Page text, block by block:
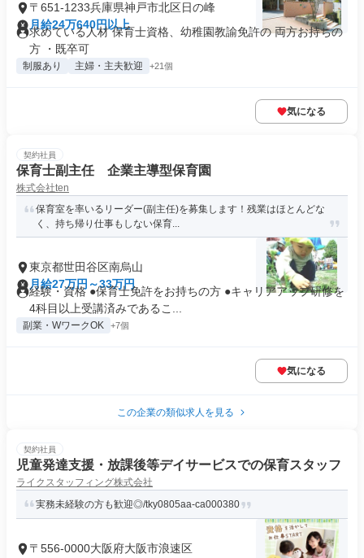
〒651-1233兵庫県神戸市北区日の峰
月給24万640円以上
求めている人材 保育士資格、幼稚園教諭免許の 両方お持ちの
方 ・既卒可
制服あり 主婦・主夫歓迎 +21個
気になる
契約社員
保育士副主任 企業主導型保育園
株式会社ten
保育室を率いるリーダー(副主任)を募集します！残業はほとんどな
く、持ち帰り仕事もしない保育...
東京都世田谷区南烏山
月給27万円～33万円
経験・資格 ●保育士免許をお持ちの方 ●キャリアアップ研修を
4科目以上受講済みであるこ...
副業・WワークOK +7個
気になる
この企業の類似求人を見る
契約社員
児童発達支援・放課後等デイサービスでの保育スタッフ
ライクスタッフィング株式会社
実務未経験の方も歓迎◎/tky0805aa-ca000380
〒556-0000大阪府大阪市浪速区